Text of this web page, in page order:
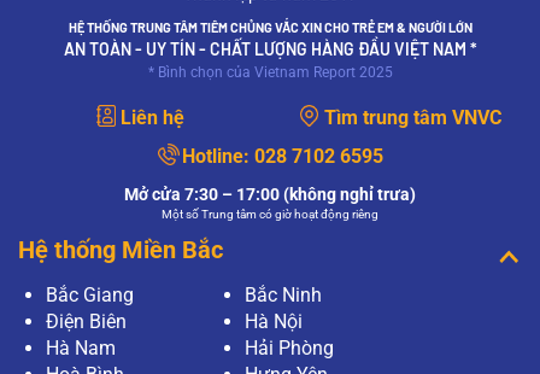
HỆ THỐNG TRUNG TÂM TIÊM CHỦNG VẮC XIN CHO TRẺ EM & NGƯỜI LỚN
AN TOÀN - UY TÍN - CHẤT LƯỢNG HÀNG ĐẦU VIỆT NAM *
* Bình chọn của Vietnam Report 2025
Liên hệ
Tìm trung tâm VNVC
Hotline: 028 7102 6595
Mở cửa 7:30 – 17:00 (không nghỉ trưa)
Một số Trung tâm có giờ hoạt động riêng
Hệ thống Miền Bắc
Bắc Giang
Bắc Ninh
Điện Biên
Hà Nội
Hà Nam
Hải Phòng